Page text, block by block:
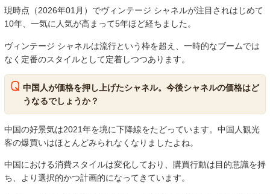
現時点（2026年01月）でヴィンテージ シャネルが注目されはじめて
10年、一気に人気が高まって5年ほど経ちました。
ヴィンテージ シャネルは流行という枠を超え、一時的なブームでは
なく定番のスタイルとして定着しつつあります。
中国人が価格を押し上げたシャネル。今後シャネルの価格はど
うなるでしょうか？
中国の好景気は2021年を境に下降線をたどっています。中国人観光
客の爆買いはほとんどみられなくなりましたよね。
中国における消費スタイルは変化しており、購買行動は目的意識を持
ち、より選択的かつ計画的になってきています。